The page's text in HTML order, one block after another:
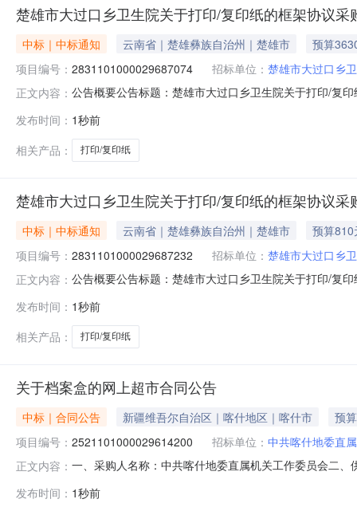
楚雄市大过口乡卫生院关于打印/复印纸的框架协议采
中标｜中标通知 云南省｜楚雄彝族自治州｜楚雄市
预算
项目编号： 2831101000029687074 招标单位： 楚雄市大过口乡
正文内容： 公告概要公告标题：楚雄市大过口乡卫生院关于打印/复
框架协议采购项目项目编号：2831101000029687074
发布时间： 1秒前
相关产品：
打印/复印纸
楚雄市大过口乡卫生院关于打印/复印纸的框架协议采
中标｜中标通知 云南省｜楚雄彝族自治州｜楚雄市
预算810
项目编号： 2831101000029687232 招标单位： 楚雄市大过口乡
正文内容： 公告概要公告标题：楚雄市大过口乡卫生院关于打印/复
框架协议采购项目项目编号：2831101000029687232
发布时间： 1秒前
相关产品：
打印/复印纸
关于档案盒的网上超市合同公告
中标｜合同公告 新疆维吾尔自治区｜喀什地区｜喀什市
预
项目编号： 2521101000029614200 招标单位： 中共喀什地委直
正文内容： 一、采购人名称：中共喀什地委直属机关工作委员会二
75mm得力/deli5684个60.00159002得力S65中性笔
发布时间： 1秒前